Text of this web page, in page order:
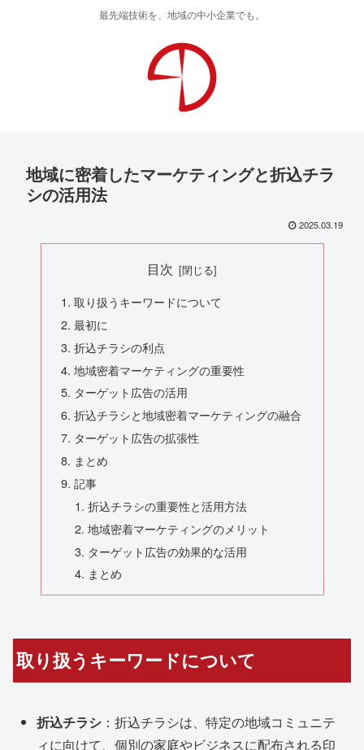
最先端技術を、地域の中小企業でも。
地域に密着したマーケティングと折込チラ
シの活用法
2025.03.19
目次
取り扱うキーワードについて
最初に
折込チラシの利点
地域密着マーケティングの重要性
ターゲット広告の活用
折込チラシと地域密着マーケティングの融合
ターゲット広告の拡張性
まとめ
記事
折込チラシの重要性と活用方法
地域密着マーケティングのメリット
ターゲット広告の効果的な活用
まとめ
取り扱うキーワードについて
折込チラシ ：折込チラシは、特定の地域コミュニテ
ィに向けて、個別の家庭やビジネスに配布される印